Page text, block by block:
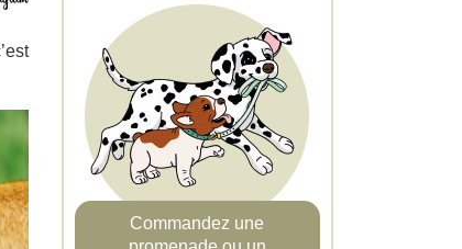
Commandez une